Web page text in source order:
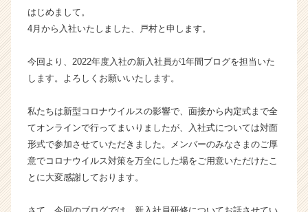
エ
株
会
の
タ
イ
ム
ラ
はじめまして。
4月から入社いたしました、戸村と申します。
今回より、2022年度入社の新入社員が1年間ブログを担当いた
します。よろしくお願いいたします。
私たちは新型コロナウイルスの影響で、面接から内定式まで全
てオンラインで行ってまいりましたが、入社式については対面
形式で参加させていただきました。メンバーのみなさまのご厚
意でコロナウイルス対策を万全にした場をご用意いただけたこ
とに大変感謝しております。